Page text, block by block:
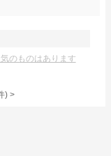
のものはあります
) >